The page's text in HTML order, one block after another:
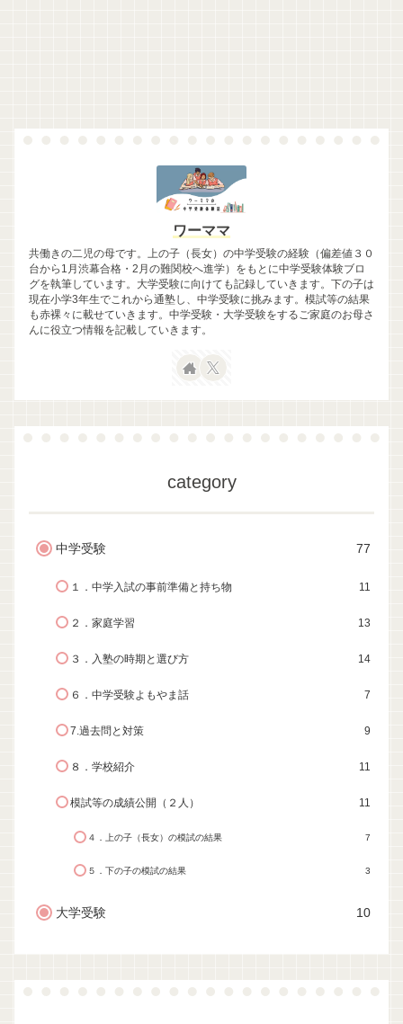
ワーママ
共働きの二児の母です。上の子（長女）の中学受験の経験（偏差値３０
台から1月渋幕合格・2月の難関校へ進学）をもとに中学受験体験ブロ
グを執筆しています。大学受験に向けても記録していきます。下の子は
現在小学3年生でこれから通塾し、中学受験に挑みます。模試等の結果
も赤裸々に載せていきます。中学受験・大学受験をするご家庭のお母さ
んに役立つ情報を記載していきます。
category
中学受験 77
１．中学入試の事前準備と持ち物 11
２．家庭学習 13
３．入塾の時期と選び方 14
６．中学受験よもやま話 7
7.過去問と対策 9
８．学校紹介 11
模試等の成績公開（２人） 11
４．上の子（長女）の模試の結果 7
５．下の子の模試の結果 3
大学受験 10